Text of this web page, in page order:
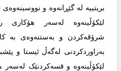
بریتییە لە گێڕانەوە و نووسینەوەی
لێکۆڵینەوە لەسەر هۆکاری
شرۆڤەکردن و بەستنەوەی بە
بەراوردکردنی لەگەڵ ئیستا و
لێکۆڵینەوە و قسەکردنێک لەسەر